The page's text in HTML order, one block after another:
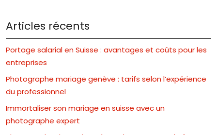
Articles récents
Portage salarial en Suisse : avantages et coûts pour les
entreprises
Photographe mariage genève : tarifs selon l’expérience
du professionnel
Immortaliser son mariage en suisse avec un
photographe expert